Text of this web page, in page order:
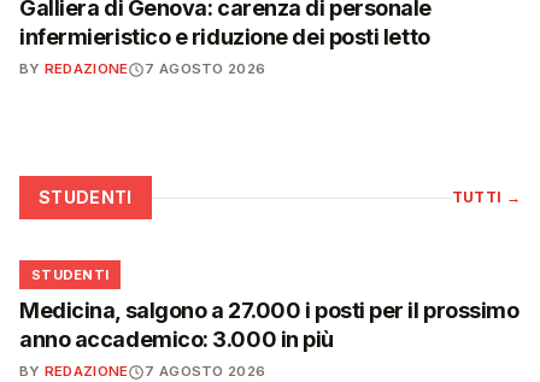
Galliera di Genova: carenza di personale
infermieristico e riduzione dei posti letto
BY REDAZIONE 7 AGOSTO 2026
STUDENTI TUTTI →
🎓
STUDENTI
Medicina, salgono a 27.000 i posti per il prossimo
anno accademico: 3.000 in più
BY REDAZIONE 7 AGOSTO 2026